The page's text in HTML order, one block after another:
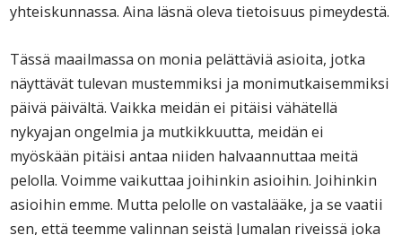
yhteiskunnassa. Aina läsnä oleva tietoisuus pimeydestä.
Tässä maailmassa on monia pelättäviä asioita, jotka
näyttävät tulevan mustemmiksi ja monimutkaisemmiksi
päivä päivältä. Vaikka meidän ei pitäisi vähätellä
nykyajan ongelmia ja mutkikkuutta, meidän ei
myöskään pitäisi antaa niiden halvaannuttaa meitä
pelolla. Voimme vaikuttaa joihinkin asioihin. Joihinkin
asioihin emme. Mutta pelolle on vastalääke, ja se vaatii
sen, että teemme valinnan seistä Jumalan riveissä joka